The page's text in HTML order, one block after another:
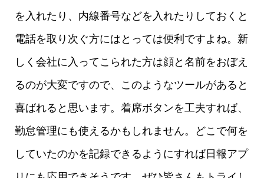
を入れたり、内線番号などを入れたりしておくと
電話を取り次ぐ方にはとっては便利ですよね。新
しく会社に入ってこられた方は顔と名前をおぼえ
るのが大変ですので、このようなツールがあると
喜ばれると思います。着席ボタンを工夫すれば、
勤怠管理にも使えるかもしれません。どこで何を
していたのかを記録できるようにすれば日報アプ